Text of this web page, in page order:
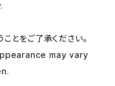
とをご了承ください。
may vary